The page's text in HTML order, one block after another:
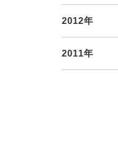
2012年
2011年